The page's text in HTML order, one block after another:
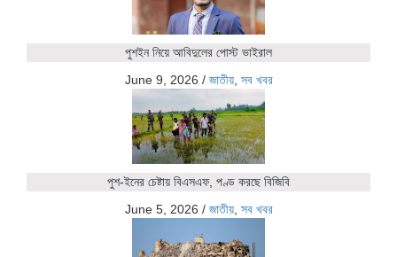
পুশইন নিয়ে আবিদুলের পোস্ট ভাইরাল
June 9, 2026 / জাতীয়, সব খবর
পুশ-ইনের চেষ্টায় বিএসএফ, পণ্ড করছে বিজিবি
June 5, 2026 / জাতীয়, সব খবর